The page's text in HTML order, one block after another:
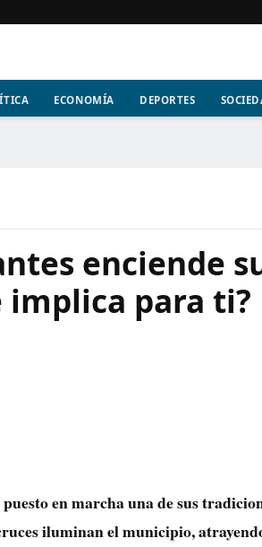
ECONOMÍA DEPORTES
enciende
implica para ti?
en marcha una de sus
iluminan el municipio,